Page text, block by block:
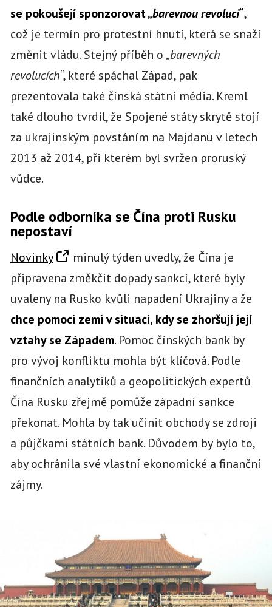
se pokoušejí sponzorovat „barevnou revoluci“,
což je termín pro protestní hnutí, která se snaží
změnit vládu. Stejný příběh o „barevných
revolucích“, které spáchal Západ, pak
prezentovala také čínská státní média. Kreml
také dlouho tvrdil, že Spojené státy skrytě stojí
za ukrajinským povstáním na Majdanu v letech
2013 až 2014, při kterém byl svržen proruský
vůdce.
Podle odborníka se Čína proti Rusku
nepostaví
Novinky
minulý týden uvedly, že Čína je
připravena změkčit dopady sankcí, které byly
uvaleny na Rusko kvůli napadení Ukrajiny a že
chce pomoci zemi v situaci, kdy se zhoršují její
vztahy se Západem. Pomoc čínských bank by
pro vývoj konfliktu mohla být klíčová. Podle
finančních analytiků a geopolitických expertů
Čína Rusku zřejmě pomůže západní sankce
překonat. Mohla by tak učinit obchody se zdroji
a půjčkami státních bank. Důvodem by bylo to,
aby ochránila své vlastní ekonomické a finanční
zájmy.